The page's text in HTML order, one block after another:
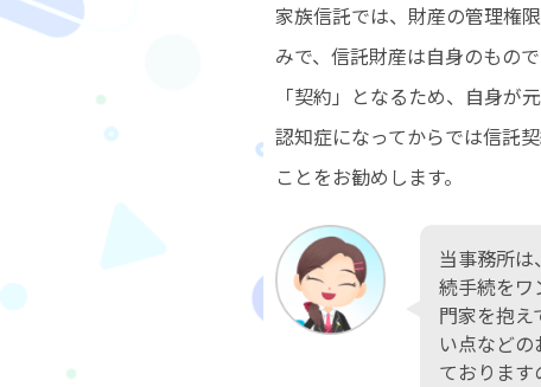
家族信託では、財産の管理権
みで、信託財産は自身のもの
「契約」となるため、自身が
認知症になってからでは信託
ことをお勧めします。
当事務所
続手続をワ
門家を抱
い点など
ております